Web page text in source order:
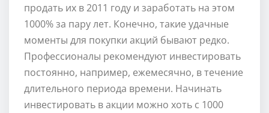
продать их в 2011 году и заработать на этом
1000% за пару лет. Конечно, такие удачные
моменты для покупки акций бывают редко.
Профессионалы рекомендуют инвестировать
постоянно, например, ежемесячно, в течение
длительного периода времени. Начинать
инвестировать в акции можно хоть с 1000